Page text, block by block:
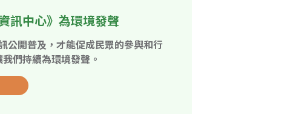
訊中心》為環境發聲
公開普及，才能促成民眾的參與和行
們持續為環境發聲。